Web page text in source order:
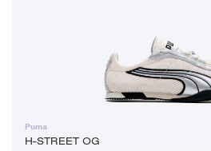
Puma
H-STREET OG